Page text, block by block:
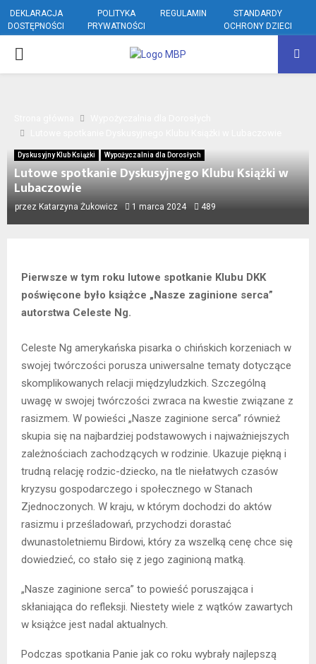
DEKLARACJA
DOSTĘPNOŚCI
POLITYKA
PRYWATNOŚCI
REGULAMIN
STANDARDY
OCHRONY DZIECI
PRIMARY
Dyskusyjny Klub Książki Wypożyczalnia dla Dorosłych
Lutowe spotkanie Dyskusyjnego Klubu Książki w
Lubaczowie
przez Katarzyna Żukowicz 1 marca 2024 489
Pierwsze w tym roku lutowe spotkanie Klubu DKK
poświęcone było książce „Nasze zaginione serca”
autorstwa Celeste Ng.
Celeste Ng amerykańska pisarka o chińskich korzeniach w
swojej twórczości porusza uniwersalne tematy dotyczące
skomplikowanych relacji międzyludzkich. Szczególną
uwagę w swojej twórczości zwraca na kwestie związane z
rasizmem. W powieści „Nasze zaginione serca” również
skupia się na najbardziej podstawowych i najważniejszych
zależnościach zachodzących w rodzinie. Ukazuje piękną i
trudną relację rodzic-dziecko, na tle niełatwych czasów
kryzysu gospodarczego i społecznego w Stanach
Zjednoczonych. W kraju, w którym dochodzi do aktów
rasizmu i prześladowań, przychodzi dorastać
dwunastoletniemu Birdowi, który za wszelką cenę chce się
dowiedzieć, co stało się z jego zaginioną matką.
„Nasze zaginione serca” to powieść poruszająca i
skłaniająca do refleksji. Niestety wiele z wątków zawartych
w książce jest nadal aktualnych.
Podczas spotkania Panie jak co roku wybrały najlepszą